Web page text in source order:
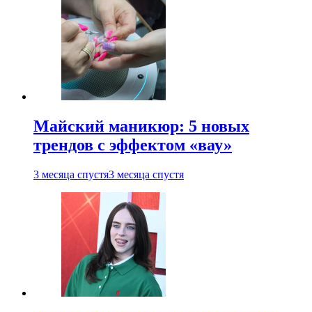
Майский маникюр: 5 новых
трендов с эффектом «вау»
3 месяца спустя3 месяца спустя